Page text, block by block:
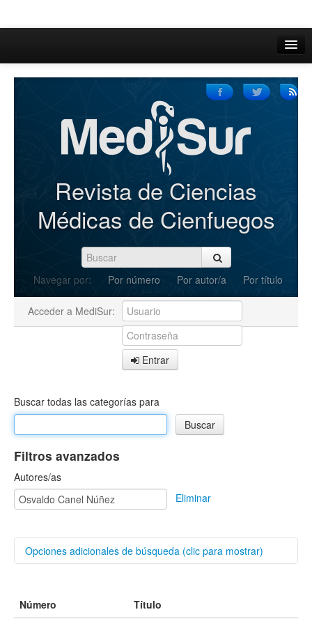
Inicio
Iniciar sesión
Registrarse
Revista de Ciencias
Médicas de Cienfuegos
Navegar por: Por número Por autor/a Por título
Acceder a MediSur:
Entrar
Buscar todas las categorías para
Filtros avanzados
Autores/as
Eliminar
Opciones adicionales de búsqueda (clic para mostrar)
Título
Número
Título